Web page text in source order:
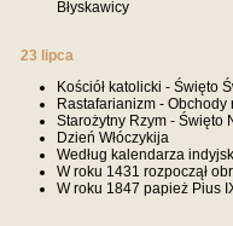
Błyskawicy
23 lipca
Kościół katolicki - Święto
Rastafarianizm -
Starożytny Rzym - Święto
Dzień Włóczykija
Według kalendarza
W roku 1431 rozpoczął
W roku 1847 papież Pius